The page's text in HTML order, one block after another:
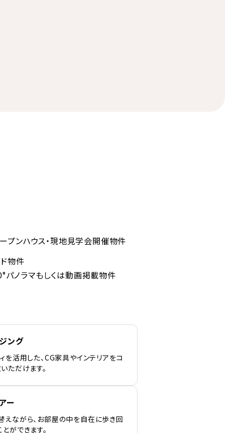
プンハウス・現地見学会開催物件
物件
パノラマもしくは動画掲載物件
ング
を活用した、CG家具やインテリアをコ
ただけます。
ー
えながら、お部屋の中を自在に歩き回
ができます。